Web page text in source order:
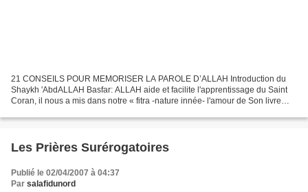
21 CONSEILS POUR MEMORISER LA PAROLE D’ALLAH Introduction du
Shaykh 'AbdALLAH Basfar: ALLAH aide et facilite l'apprentissage du Saint
Coran, il nous a mis dans notre « fitra -nature innée- l'amour de Son livre
Les Prières Surérogatoires
Publié le 02/04/2007 à 04:37
Par salafidunord